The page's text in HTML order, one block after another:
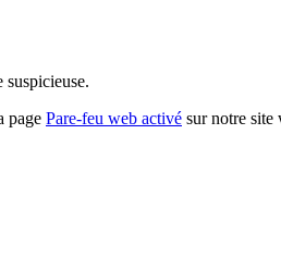
suspicieuse.
page Pare-feu web activé sur notre site